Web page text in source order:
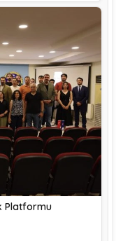
Platformu